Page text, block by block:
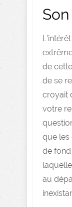
Son
de
de se
croyait
votre
que les
de
au